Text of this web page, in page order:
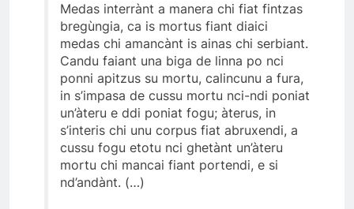
Medas interrànt a manera chi fiat fintzas
bregùngia, ca is mortus fiant diaici
medas chi amancànt is ainas chi serbiant.
Candu faiant una biga de linna po nci
ponni apitzus su mortu, calincunu a fura,
in s’impasa de cussu mortu nci-ndi poniat
un’àteru e ddi poniat fogu; àterus, in
s’interis chi unu corpus fiat abruxendi, a
cussu fogu etotu nci ghetànt un’àteru
mortu chi mancai fiant portendi, e si
nd’andànt. (…)